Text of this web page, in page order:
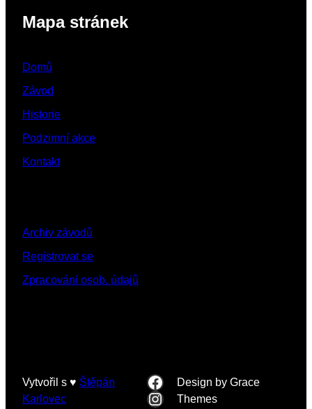
Mapa stránek
Domů
Závod
Historie
Podzimní akce
Kontakt
Archiv závodů
Registrovat se
Zpracování osob. údajů
Vytvořil s ♥️ Štěpán
Karlovec
Facebook
Instagram
Design by Grace
Themes